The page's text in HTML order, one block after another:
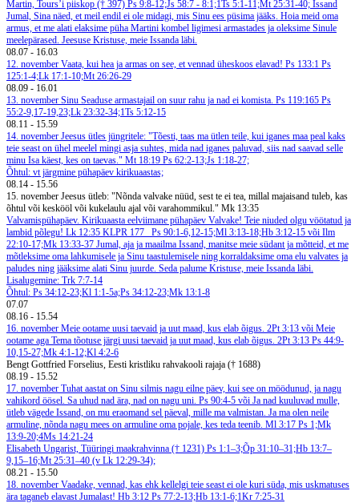
Martin, Tours’i piiskop († 397) Ps 9:8-12;Js 58:7 - 8:1;1Ts 5:1-11;Mt 25:31-40; Issand
Jumal, Sina näed, et meil endil ei ole midagi, mis Sinu ees püsima jääks. Hoia meid oma
armus, et me alati elaksime püha Martini kombel ligimesi armastades ja oleksime Sinule
meelepärased. Jeesuse Kristuse, meie Issanda läbi.
08.07 - 16.03
12. november Vaata, kui hea ja armas on see, et vennad üheskoos elavad! Ps 133:1 Ps
125:1-4;Lk 17:1-10;Mt 26:26-29
08.09 - 16.01
13. november Sinu Seaduse armastajail on suur rahu ja nad ei komista. Ps 119:165 Ps
55:2-9,17-19,23;Lk 23:32-34;1Ts 5:12-15
08.11 - 15.59
14. november Jeesus ütles jüngritele: "Tõesti, taas ma ütlen teile, kui iganes maa peal kaks
teie seast on ühel meelel mingi asja suhtes, mida nad iganes paluvad, siis nad saavad selle
minu Isa käest, kes on taevas." Mt 18:19 Ps 62:2-13;Js 1:18-27;
Õhtul: vt järgmine pühapäev kirikuaastas;
08.14 - 15.56
15. november Jeesus ütleb: "Nõnda valvake nüüd, sest te ei tea, millal majaisand tuleb, kas
õhtul või keskööl või kukelaulu ajal või varahommikul." Mk 13:35
Valvamispühapäev. Kirikuaasta eelviimane pühapäev Valvake! Teie niuded olgu vöötatud ja
lambid põlegu! Lk 12:35 KLPR 177
Ps 90:1-6,12-15;Ml 3:13-18;Hb 3:12-15 või Ilm
22:10-17;Mk 13:33-37 Jumal, aja ja maailma Issand, manitse meie südant ja mõtteid, et me
mõtleksime oma lahkumisele ja Sinu taastulemisele ning korraldaksime oma elu valvates ja
paludes ning jääksime alati Sinu juurde. Seda palume Kristuse, meie Issanda läbi.
Lisalugemine: Trk 7:7-14
Õhtul: Ps 34:12-23;Kl 1:1-5a;Ps 34:12-23;Mk 13:1-8
07.07
08.16 - 15.54
16. november Meie ootame uusi taevaid ja uut maad, kus elab õigus. 2Pt 3:13 või Meie
ootame aga Tema tõotuse järgi uusi taevaid ja uut maad, kus elab õigus. 2Pt 3:13 Ps 44:9-
10,15-27;Mk 4:1-12;Kl 4:2-6
Bengt Gottfried Forselius, Eesti kristliku rahvakooli rajaja († 1688)
08.19 - 15.52
17. november Tuhat aastat on Sinu silmis nagu eilne päev, kui see on möödunud, ja nagu
vahikord öösel. Sa uhud nad ära, nad on nagu uni. Ps 90:4-5 või Ja nad kuuluvad mulle,
ütleb vägede Issand, on mu eraomand sel päeval, mille ma valmistan. Ja ma olen neile
armuline, nõnda nagu mees on armuline oma pojale, kes teda teenib. Ml 3:17 Ps 1;Mk
13:9-20;4Ms 14:21-24
Elisabeth Ungarist, Tüüringi maakrahvinna († 1231) Ps 1:1–3;Õp 31:10–31;Hb 13:7–
9,15–16;Mt 25:31–40 (v Lk 12:29-34);
08.21 - 15.50
18. november Vaadake, vennad, kas ehk kellelgi teie seast ei ole kuri süda, mis uskmatuses
ära taganeb elavast Jumalast! Hb 3:12 Ps 77:2-13;Hb 13:1-6;1Kr 7:25-31